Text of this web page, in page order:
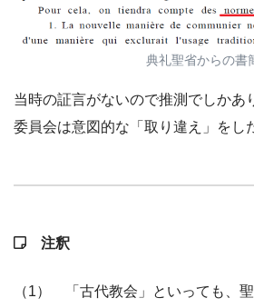
典礼聖省からの書
当時の証言がないので推測でしかあ
委員会は意図的な「取り違え」をし
注釈
（1） 「古代教会」といっても、